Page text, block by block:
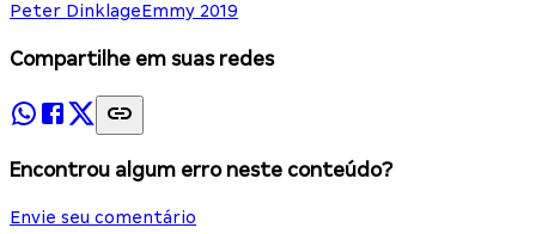
Peter DinklageEmmy 2019
Compartilhe em suas redes
Encontrou algum erro neste conteúdo?
Envie seu comentário